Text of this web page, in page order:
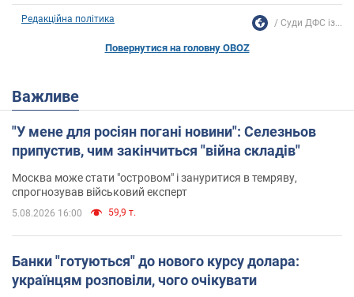
Редакційна політика Суди ДФС із...
Повернутися на головну OBOZ
Важливе
"У мене для росіян погані новини": Селезньов
припустив, чим закінчиться "війна складів"
Москва може стати "островом" і зануритися в темряву,
спрогнозував військовий експерт
5.08.2026 16:00 59,9 т.
Банки "готуються" до нового курсу долара:
українцям розповіли, чого очікувати